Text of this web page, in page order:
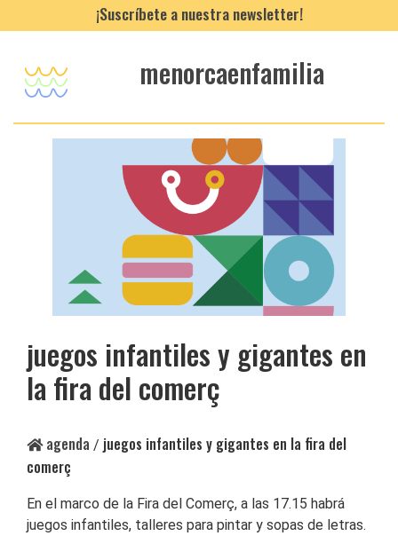
¡Suscríbete a nuestra newsletter!
menorcaenfamilia
juegos infantiles y gigantes en
la fira del comerç
agenda / juegos infantiles y gigantes en la fira del
comerç
En el marco de la Fira del Comerç, a las 17.15 habrá
juegos infantiles, talleres para pintar y sopas de letras.